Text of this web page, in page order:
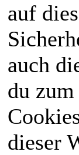
auf
auch
du
dieser